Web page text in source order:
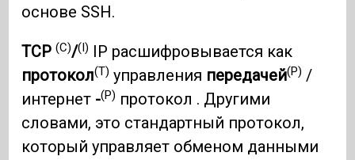
основе SSH.
TCP(C)/(I) IP расшифровывается как
протокол(T) управления передачей(P) /
интернет -(P) протокол . Другими
словами, это стандартный протокол,
который управляет обменом данными